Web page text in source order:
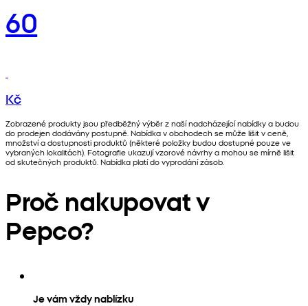
60
Kč
Zobrazené produkty jsou předběžný výběr z naší nadcházející nabídky a budou
do prodejen dodávány postupně. Nabídka v obchodech se může lišit v ceně,
množství a dostupnosti produktů (některé položky budou dostupné pouze ve
vybraných lokalitách). Fotografie ukazují vzorové návrhy a mohou se mírně lišit
od skutečných produktů. Nabídka platí do vyprodání zásob.
Proč nakupovat v
Pepco?
Je vám vždy nablízku